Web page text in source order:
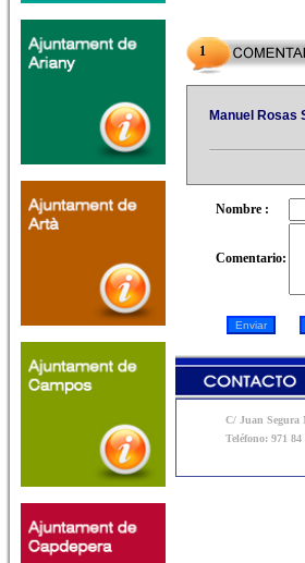
1
Manuel Rosas
Nombre :
Comentario:
C/ Juan Segura
Teléfono: 971